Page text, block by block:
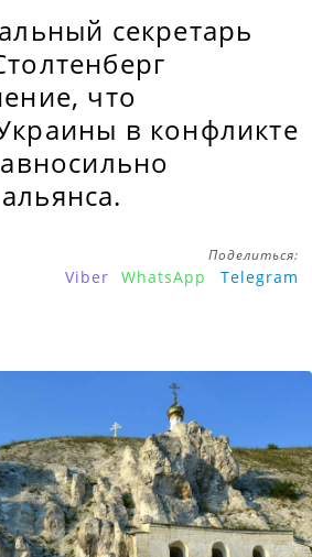
секретарь
что
в конфликте
Поделиться:
Viber WhatsApp Telegram